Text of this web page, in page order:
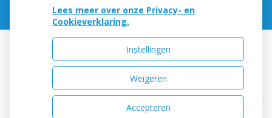
Uw Zorg Online|Beheer
Privacy verklaring Cookie-instellingen Voorwaarden
Lees meer over onze Privacy- en
Cookieverklaring.
Instellingen
Weigeren
Accepteren